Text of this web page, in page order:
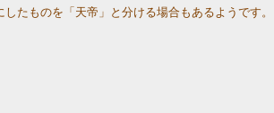
たものを「天帝」と分ける場合もあるようです。